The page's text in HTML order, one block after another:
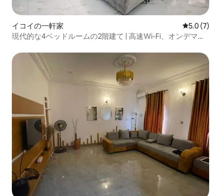
イコイの一軒家 レビュー7
5.0 (7)
現代的な4ベッドルームの2階建て | 高速Wi-Fi、オンデマン